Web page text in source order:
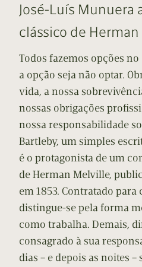
José-Luís Munuera
clássico de
Todos fazemos opções
a opção seja não optar.
vida, a nossa
nossas obrigações
nossa responsabilidade
Bartleby, um simples
é o protagonista de um
de Herman Melville,
em 1853. Contratado
distingue-se pela forma
como trabalha. Demais,
consagrado à sua
dias – e depois as noites –